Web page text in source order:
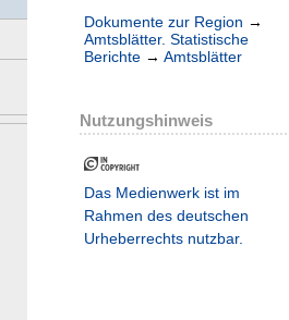
Dokumente zur Region →
Amtsblätter. Statistische
Berichte → Amtsblätter
Nutzungshinweis
Das Medienwerk ist im
Rahmen des deutschen
Urheberrechts nutzbar.